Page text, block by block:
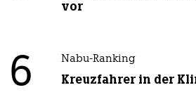
vor
6 Nabu-Ranking
Kreuzfahrer in der